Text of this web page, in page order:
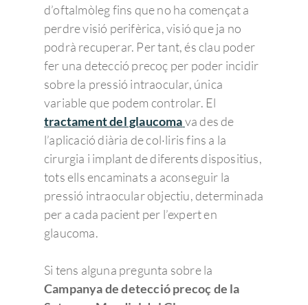
d’oftalmòleg fins que no ha començat a
perdre visió perifèrica, visió que ja no
podrà recuperar. Per tant, és clau poder
fer una detecció precoç per poder incidir
sobre la pressió intraocular, única
variable que podem controlar. El
tractament del glaucomava des de
l’aplicació diària de col·liris fins a la
cirurgia i implant de diferents dispositius,
tots ells encaminats a aconseguir la
pressió intraocular objectiu, determinada
per a cada pacient per l’expert en
glaucoma.
Si tens alguna pregunta sobre la
Campanya de detecció precoç de la